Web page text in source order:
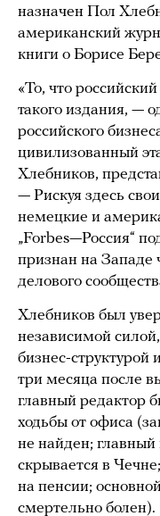
назначен Пол
американский
книги о Борисе
«То, что
такого издания, —
российского
цивилизованный
Хлебников,
— Рискуя здесь
немецкие и
„Forbes—Россия“
признан на Западе
делового
Хлебников был
независимой
бизнес-структурой
три месяца после
главный редактор
ходьбы от офиса
не найден;
скрывается в
на пенсии;
смертельно болен).